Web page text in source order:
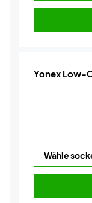
Yonex Low-